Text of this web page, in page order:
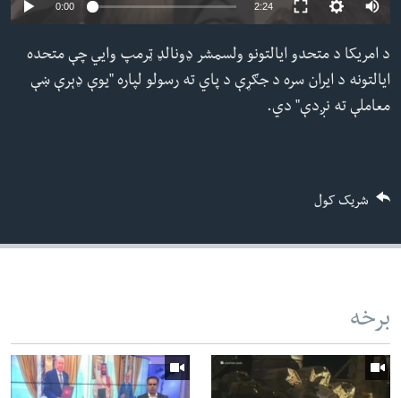
شئ
ژبې
Auto
0:00 2:24
د امریکا د متحدو ایالتونو ولسمشر ډونالډ ټرمپ وايي چې متحده
ایالتونه د ایران سره د جګړې د پاي ته رسولو لپاره "یوې ډېرې ښې
معاملې ته نږدې" دي.
شریک کول
برخه